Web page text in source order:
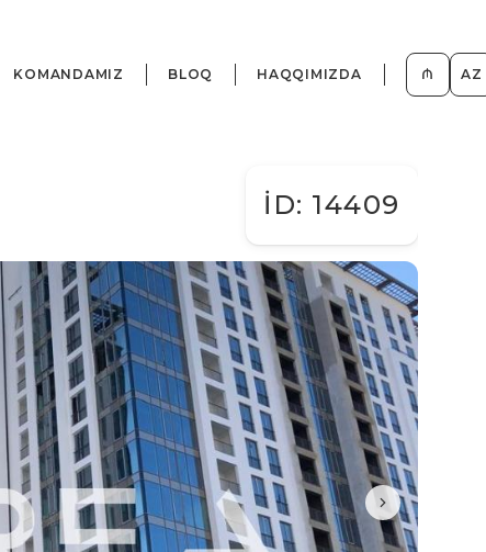
KOMANDAMIZ BLOQ HAQQIMIZDA ₼ AZ
İD: 14409